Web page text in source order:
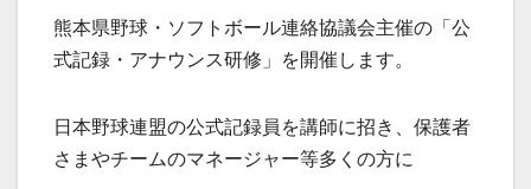
熊本県野球・ソフトボール連絡協議会主催の「公
式記録・アナウンス研修」を開催します。
日本野球連盟の公式記録員を講師に招き、保護者
さまやチームのマネージャー等多くの方に